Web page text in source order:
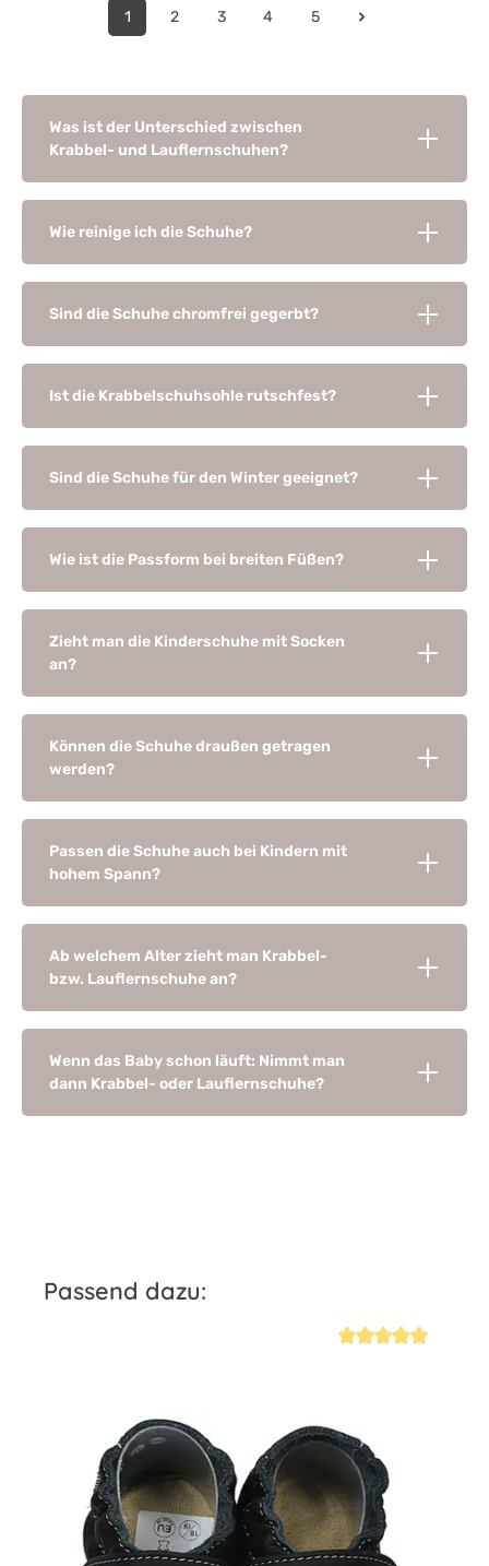
1 2 3 4 5
Was ist der Unterschied zwischen
Krabbel- und Lauflernschuhen?
Wie reinige ich die Schuhe?
Sind die Schuhe chromfrei gegerbt?
Ist die Krabbelschuhsohle rutschfest?
Sind die Schuhe für den Winter geeignet?
Wie ist die Passform bei breiten Füßen?
Zieht man die Kinderschuhe mit Socken
an?
Können die Schuhe draußen getragen
werden?
Passen die Schuhe auch bei Kindern mit
hohem Spann?
Ab welchem Alter zieht man Krabbel-
bzw. Lauflernschuhe an?
Wenn das Baby schon läuft: Nimmt man
dann Krabbel- oder Lauflernschuhe?
Produktgalerie überspringen
Passend dazu: